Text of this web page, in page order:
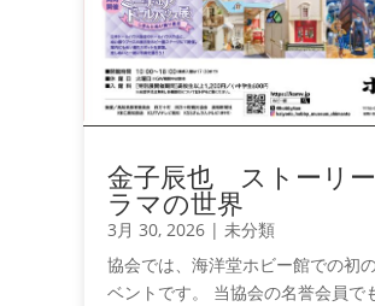
金子辰也 ストーリ
ラマの世界
3月 30, 2026| 未分類
協会では、海洋堂ホビー館での初
ベントです。 当協会の名誉会員で